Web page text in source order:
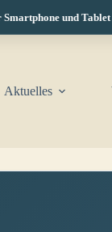
und Tablet
Aktuelles